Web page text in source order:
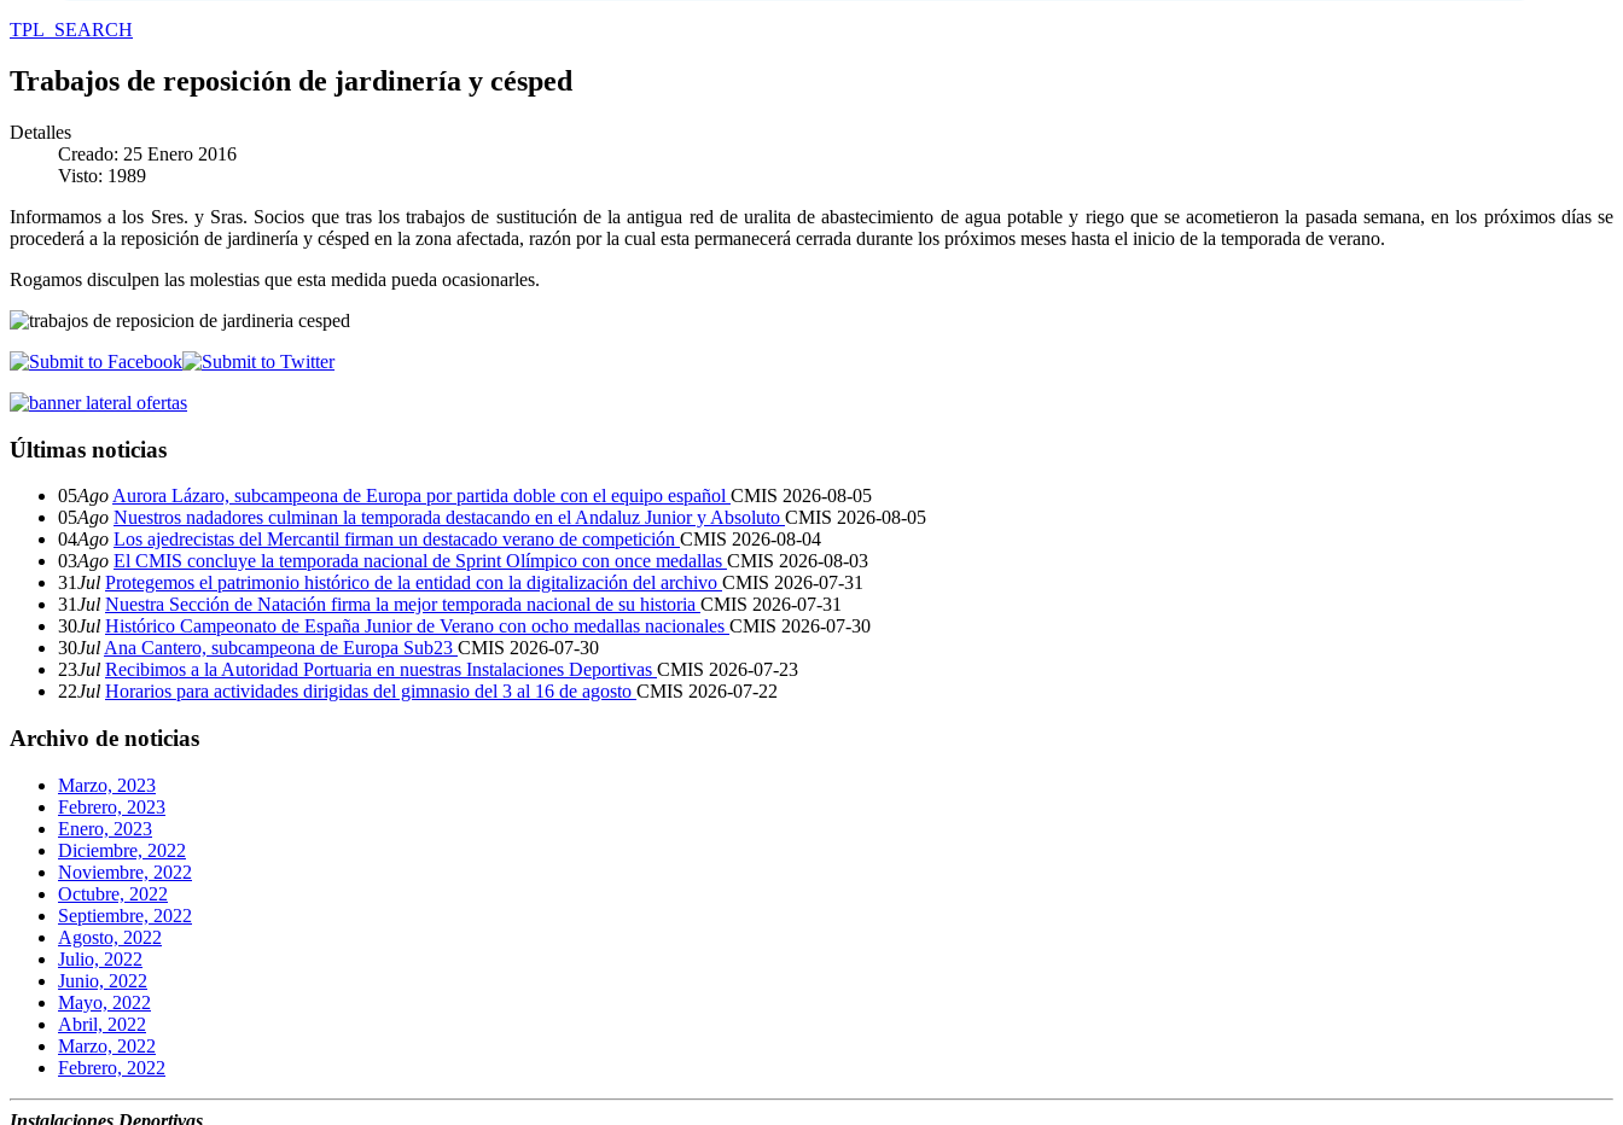
TPL_SEARCH
Trabajos de reposición de jardinería y césped
Detalles
Creado: 25 Enero 2016
Visto: 1989
Informamos a los Sres. y Sras. Socios que tras los trabajos de sustitución de la antigua red de uralita de abastecimiento de agua potable y riego que se acometieron la pasada semana, en los próximos días se
procederá a la reposición de jardinería y césped en la zona afectada, razón por la cual esta permanecerá cerrada durante los próximos meses hasta el inicio de la temporada de verano.
Rogamos disculpen las molestias que esta medida pueda ocasionarles.
Últimas noticias
05Ago Aurora Lázaro, subcampeona de Europa por partida doble con el equipo español CMIS 2026-08-05
05Ago Nuestros nadadores culminan la temporada destacando en el Andaluz Junior y Absoluto CMIS 2026-08-05
04Ago Los ajedrecistas del Mercantil firman un destacado verano de competición CMIS 2026-08-04
03Ago El CMIS concluye la temporada nacional de Sprint Olímpico con once medallas CMIS 2026-08-03
31Jul Protegemos el patrimonio histórico de la entidad con la digitalización del archivo CMIS 2026-07-31
31Jul Nuestra Sección de Natación firma la mejor temporada nacional de su historia CMIS 2026-07-31
30Jul Histórico Campeonato de España Junior de Verano con ocho medallas nacionales CMIS 2026-07-30
30Jul Ana Cantero, subcampeona de Europa Sub23 CMIS 2026-07-30
23Jul Recibimos a la Autoridad Portuaria en nuestras Instalaciones Deportivas CMIS 2026-07-23
22Jul Horarios para actividades dirigidas del gimnasio del 3 al 16 de agosto CMIS 2026-07-22
Archivo de noticias
Marzo, 2023
Febrero, 2023
Enero, 2023
Diciembre, 2022
Noviembre, 2022
Octubre, 2022
Septiembre, 2022
Agosto, 2022
Julio, 2022
Junio, 2022
Mayo, 2022
Abril, 2022
Marzo, 2022
Febrero, 2022
Instalaciones Deportivas